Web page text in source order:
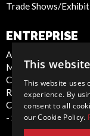
Trade Shows/
ENTREPRISE
About Us
Meet the Team
Contact Us
Report Abuse
Compliance
- Seafarers
This
This website uses
experience. By
consent to all
our Cookie Policy.